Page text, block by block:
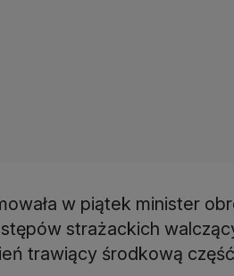
w piątek minister
strażackich
trawiący środkową